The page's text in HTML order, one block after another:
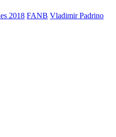
2018 FANB Vladimir Padrino